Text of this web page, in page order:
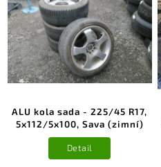
ALU kola sada - 225/45 R17,
5x112/5x100, Sava (zimní)
Detail